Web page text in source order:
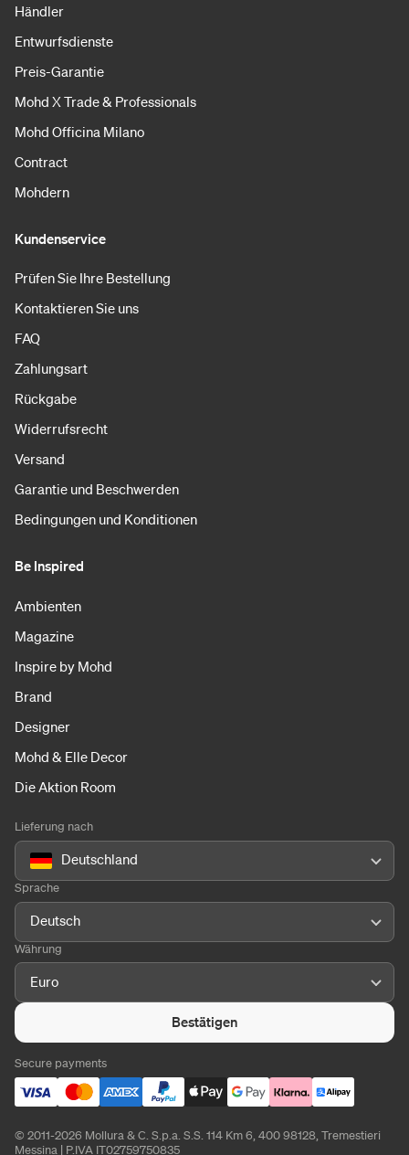
Händler
Entwurfsdienste
Preis-Garantie
Mohd X Trade & Professionals
Mohd Officina Milano
Contract
Mohdern
Kundenservice
Prüfen Sie Ihre Bestellung
Kontaktieren Sie uns
FAQ
Zahlungsart
Rückgabe
Widerrufsrecht
Versand
Garantie und Beschwerden
Bedingungen und Konditionen
Be Inspired
Ambienten
Magazine
Inspire by Mohd
Brand
Designer
Mohd & Elle Decor
Die Aktion Room
Lieferung nach
Deutschland
Sprache
Deutsch
Währung
Euro
Bestätigen
Secure payments
© 2011-2026 Mollura & C. S.p.a. S.S. 114 Km 6, 400 98128, Tremestieri
Messina | P.IVA IT02759750835